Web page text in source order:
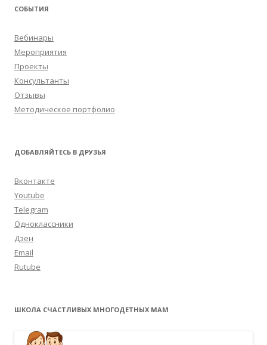
СОБЫТИЯ
Вебинары
Мероприятия
Проекты
Консультанты
Отзывы
Методическое портфолио
ДОБАВЛЯЙТЕСЬ В ДРУЗЬЯ
Вконтакте
Youtube
Telegram
Одноклассники
Дзен
Email
Rutube
ШКОЛА СЧАСТЛИВЫХ МНОГОДЕТНЫХ МАМ